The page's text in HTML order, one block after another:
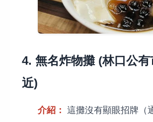
4. 無名炸物攤 (林口公
近)
介紹： 這攤沒有顯眼招牌（